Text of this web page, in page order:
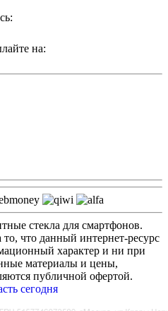
на:
стекла для смартфонов.
что данный интернет-ресурс
характер и ни при
материалы и цены,
публичной офертой.
сегодня